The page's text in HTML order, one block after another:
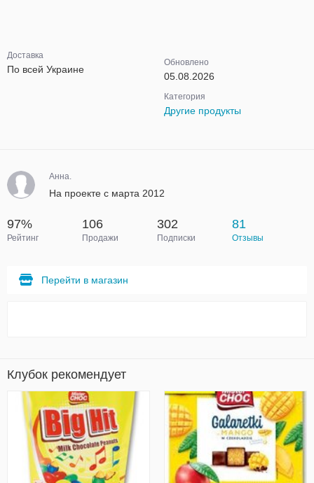
Доставка
По всей Украине
Обновлено
05.08.2026
Категория
Другие продукты
Анна.
На проекте с марта 2012
97%
Рейтинг
106
Продажи
302
Подписки
81
Отзывы
Перейти в магазин
Клубок рекомендует